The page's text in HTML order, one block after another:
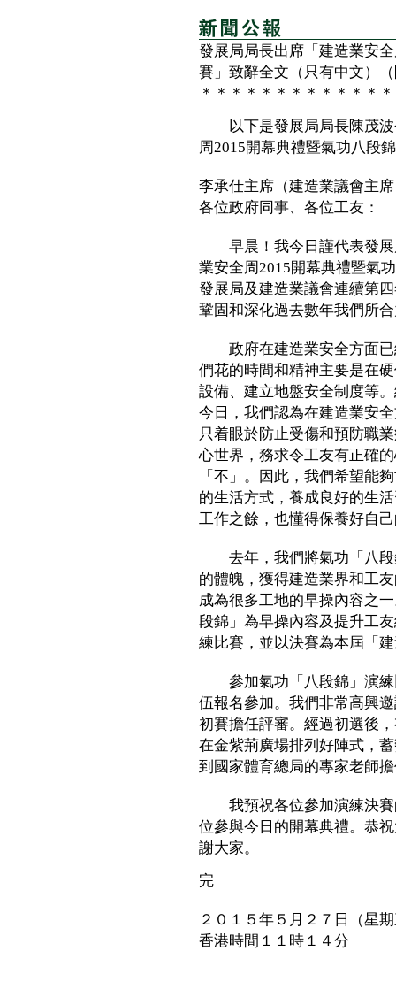
發展局局長出席「建造業安
賽」致辭全文（只有中文）
＊＊＊＊＊＊＊＊＊＊＊＊
以下是發展局局長陳茂波
周2015開幕典禮暨氣功八段
李承仕主席（建造業議會主
各位政府同事、各位工友：
早晨！我今日謹代表發展
業安全周2015開幕典禮暨氣
發展局及建造業議會連續第
鞏固和深化過去數年我們所
政府在建造業安全方面已
們花的時間和精神主要是在
設備、建立地盤安全制度等
今日，我們認為在建造業安
只着眼於防止受傷和預防職
心世界，務求令工友有正確
「不」。因此，我們希望能
的生活方式，養成良好的生
工作之餘，也懂得保養好自
去年，我們將氣功「八段
的體魄，獲得建造業界和工
成為很多工地的早操內容之
段錦」為早操內容及提升工
練比賽，並以決賽為本屆「
參加氣功「八段錦」演練
伍報名參加。我們非常高興
初賽擔任評審。經過初選後
在金紫荊廣場排列好陣式，
到國家體育總局的專家老師
我預祝各位參加演練決賽
位參與今日的開幕典禮。恭
謝大家。
完
２０１５年５月２７日（星
香港時間１１時１４分